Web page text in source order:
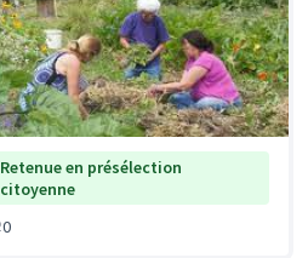
Retenue en présélection
citoyenne
0